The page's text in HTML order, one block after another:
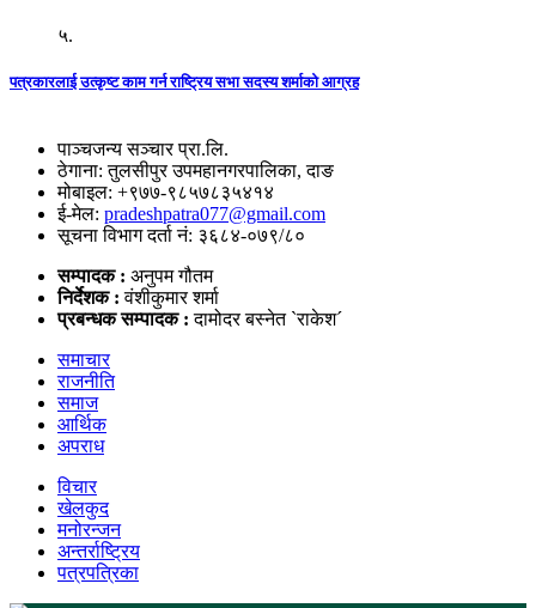
५.
पत्रकारलाई उत्कृष्ट काम गर्न राष्ट्रिय सभा सदस्य शर्माको आग्रह
पाञ्चजन्य सञ्चार प्रा.लि.
ठेगाना: तुलसीपुर उपमहानगरपालिका, दाङ
मोबाइल: +९७७-९८५७८३५४१४
ई-मेल: pradeshpatra077@gmail.com
सूचना विभाग दर्ता नं: ३६८४-०७९/८०
सम्पादक : अनुपम गौतम
निर्देशक :वंशीकुमार शर्मा
प्रबन्धक सम्पादक :दामोदर बस्नेत `राकेश´
समाचार
राजनीति
समाज
आर्थिक
अपराध
विचार
खेलकुद
मनोरन्जन
अन्तर्राष्ट्रिय
पत्रपत्रिका